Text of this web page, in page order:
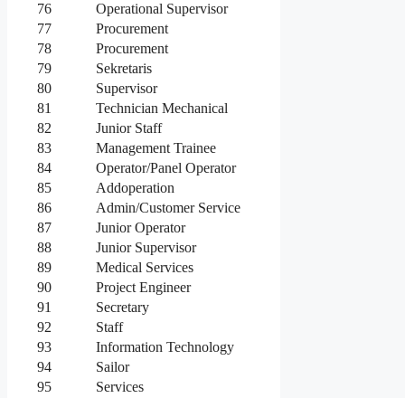
76
Operational Supervisor
77
Procurement
78
Procurement
79
Sekretaris
80
Supervisor
81
Technician Mechanical
82
Junior Staff
83
Management Trainee
84
Operator/Panel Operator
85
Addoperation
86
Admin/Customer Service
87
Junior Operator
88
Junior Supervisor
89
Medical Services
90
Project Engineer
91
Secretary
92
Staff
93
Information Technology
94
Sailor
95
Services